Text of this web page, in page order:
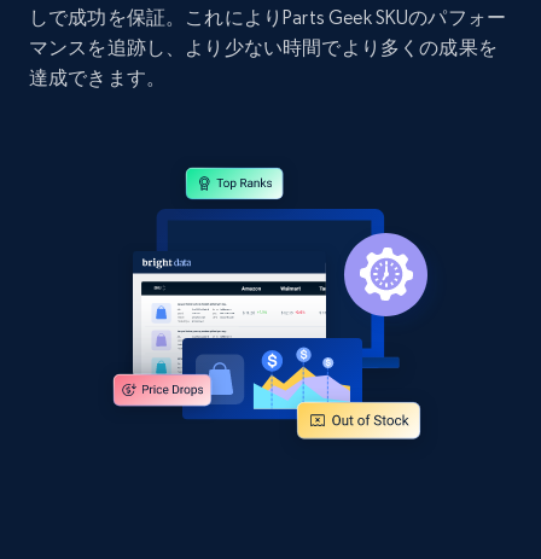
Home Depot US - Discover products by
Sku, Product id, Product name, Manufacturer,
2.1K+ 355+ 今すぐ始める
Home Depot US - Discover products by
specified UPC
しで成功を保証。これによりParts Geek SKUのパフォー
マンスを追跡し、より少ない時間でより多くの成果を
達成できます。